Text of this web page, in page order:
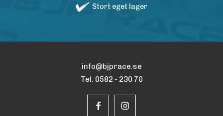
Stort eget lager
info@bjprace.se
Tel. 0582 - 230 70